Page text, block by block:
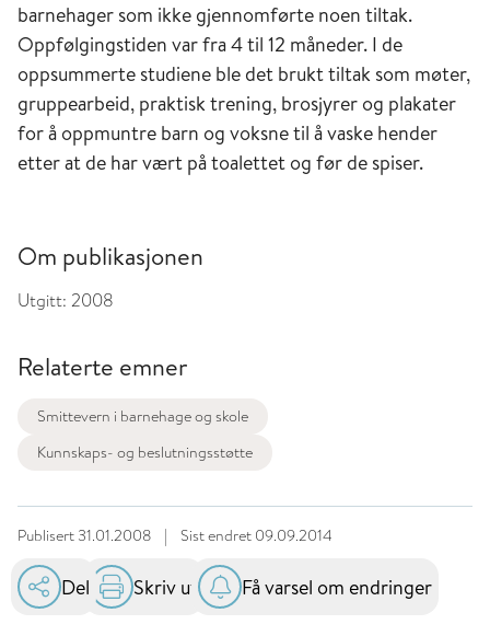
barnehager som ikke gjennomførte noen tiltak.
Oppfølgingstiden var fra 4 til 12 måneder. I de
oppsummerte studiene ble det brukt tiltak som møter,
gruppearbeid, praktisk trening, brosjyrer og plakater
for å oppmuntre barn og voksne til å vaske hender
etter at de har vært på toalettet og før de spiser.
Om publikasjonen
Utgitt: 2008
Relaterte emner
Smittevern i barnehage og skole
Kunnskaps- og beslutningsstøtte
Publisert 31.01.2008 | Sist endret 09.09.2014
Del Skriv ut Få varsel om endringer